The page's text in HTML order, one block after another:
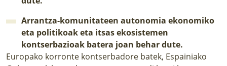
Arrantza-komunitateen autonomia ekonomiko
eta politikoak eta itsas ekosistemen
kontserbazioak batera joan behar dute.
Europako korronte kontserbadore batek, Espainiako